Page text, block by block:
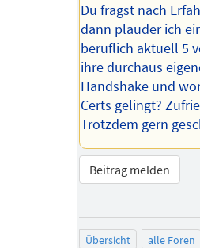
Du fragst nach
dann plauder ich
beruflich aktuell 5
ihre durchaus
Handshake und
Certs gelingt?
Trotzdem gern
Beitrag melden
Übersicht alle Foren